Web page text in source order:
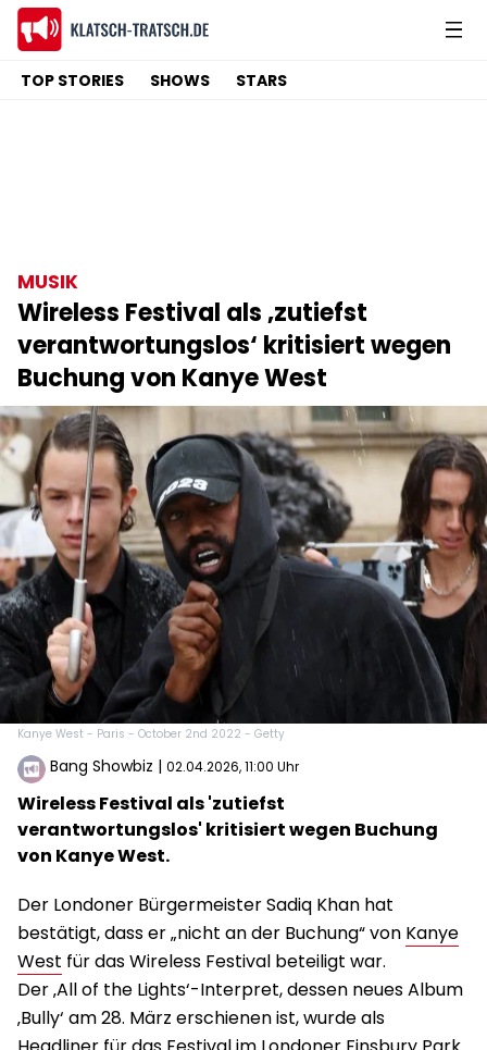
TOP STORIES SHOWS STARS
MUSIK
Wireless Festival als ‚zutiefst
verantwortungslos‘ kritisiert wegen
Buchung von Kanye West
Kanye West - Paris - October 2nd 2022 - Getty
Bang Showbiz | 02.04.2026, 11:00 Uhr
Wireless Festival als 'zutiefst
verantwortungslos' kritisiert wegen Buchung
von Kanye West.
Der Londoner Bürgermeister Sadiq Khan hat
bestätigt, dass er „nicht an der Buchung“ von Kanye
West für das Wireless Festival beteiligt war.
Der ‚All of the Lights‘-Interpret, dessen neues Album
‚Bully‘ am 28. März erschienen ist, wurde als